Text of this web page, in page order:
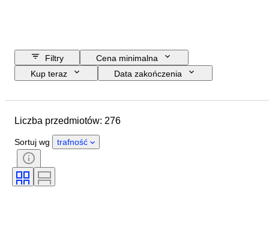
Filtry
Cena minimalna
Kup teraz
Data zakończenia
Materiał
Stan
Okres
Przetestowany i działający
Liczba przedmiotów: 276
Sortuj wg trafność